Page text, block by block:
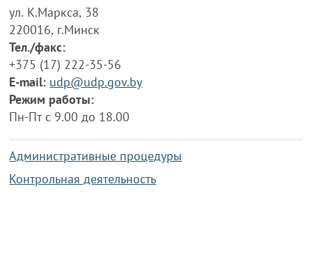
ул. К.Маркса, 38
220016, г.Минск
Тел./факс:
+375 (17) 222-35-56
E-mail: udp@udp.gov.by
Режим работы:
Пн-Пт с 9.00 до 18.00
Административные процедуры
Контрольная деятельность